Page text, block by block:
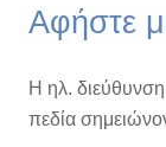
Αφήστε
Η ηλ.
πεδία